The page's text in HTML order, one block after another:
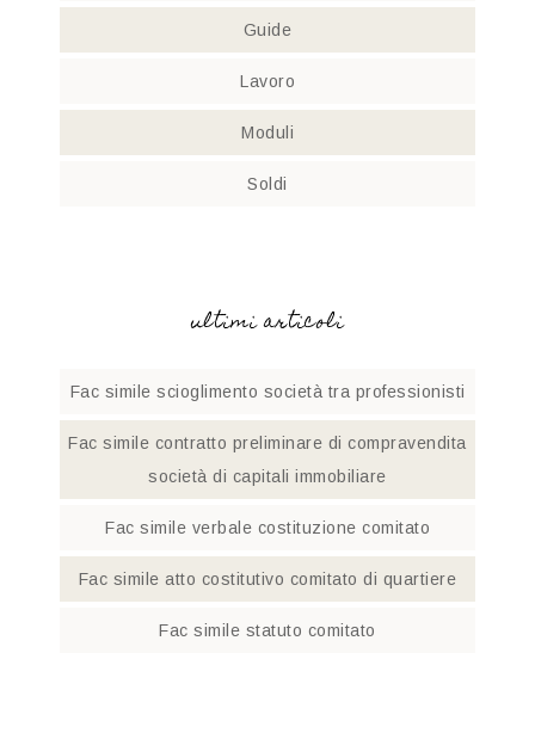
Guide
Lavoro
Moduli
Soldi
ultimi articoli
Fac simile scioglimento società tra professionisti​
Fac simile contratto preliminare di compravendita
società di capitali immobiliare
Fac simile verbale costituzione comitato​
Fac simile atto costitutivo comitato di quartiere​
Fac simile statuto comitato